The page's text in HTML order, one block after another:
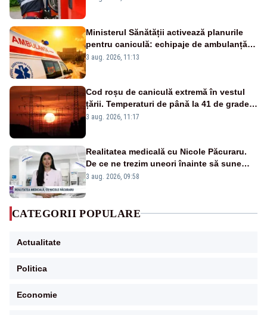
Ministerul Sănătății activează planurile
pentru caniculă: echipaje de ambulanță
suplimentate, stocuri de medicamente
3 aug. 2026, 11:13
Cod roșu de caniculă extremă în vestul
țării. Temperaturi de până la 41 de grade
până miercuri
3 aug. 2026, 11:17
Realitatea medicală cu Nicole Păcuraru.
De ce ne trezim uneori înainte să sune
alarma?
3 aug. 2026, 09:58
CATEGORII POPULARE
Actualitate
Politica
Economie